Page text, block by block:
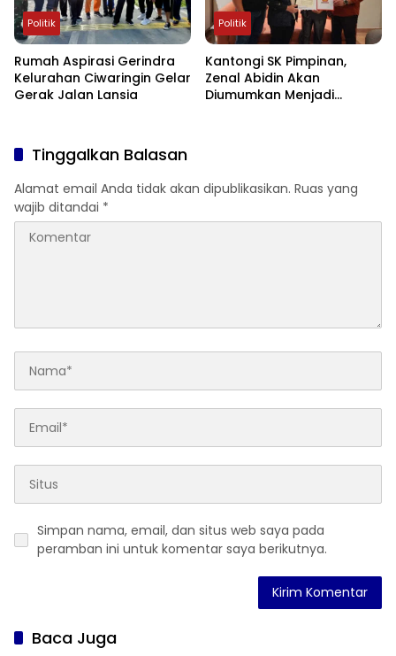
Politik
Rumah Aspirasi Gerindra
Kelurahan Ciwaringin Gelar
Gerak Jalan Lansia
Politik
Kantongi SK Pimpinan,
Zenal Abidin Akan
Diumumkan Menjadi
Tinggalkan Balasan
Alamat email Anda tidak akan dipublikasikan. Ruas yang
wajib ditandai *
Simpan nama, email, dan situs web saya pada
peramban ini untuk komentar saya berikutnya.
Baca Juga